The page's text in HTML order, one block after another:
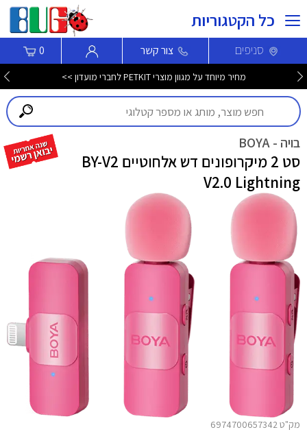
כל הקטגוריות
סניפים צור קשר 0
מחיר מיוחד על מגוון מוצרי PETKIT לחברי מועדון >>
בויה - BOYA
סט 2 מיקרופונים דש אלחוטיים BY-V2
V2.0 Lightning
מק"ט 6974700657342